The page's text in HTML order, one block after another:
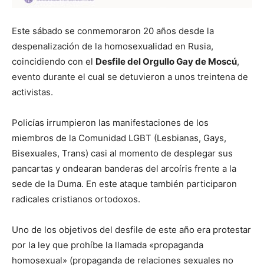
Este sábado se conmemoraron 20 años desde la
despenalización de la homosexualidad en Rusia,
coincidiendo con el Desfile del Orgullo Gay de Moscú,
evento durante el cual se detuvieron a unos treintena de
activistas.
Policías irrumpieron las manifestaciones de los
miembros de la Comunidad LGBT (Lesbianas, Gays,
Bisexuales, Trans) casi al momento de desplegar sus
pancartas y ondearan banderas del arcoíris frente a la
sede de la Duma. En este ataque también participaron
radicales cristianos ortodoxos.
Uno de los objetivos del desfile de este año era protestar
por la ley que prohíbe la llamada «propaganda
homosexual» (propaganda de relaciones sexuales no